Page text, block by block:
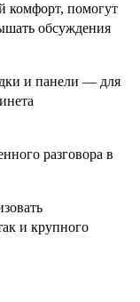
комфорт, помогут
обсуждения
и панели — для
разговора в
и крупного